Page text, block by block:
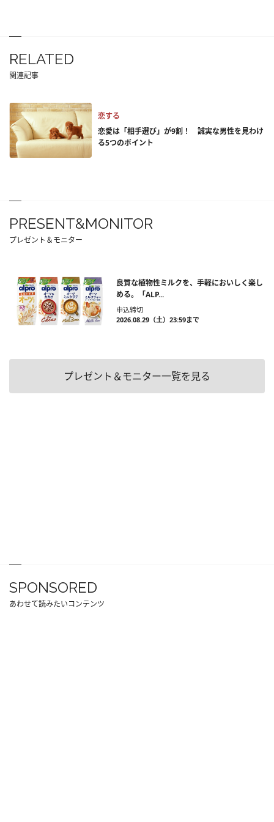
RELATED
関連記事
恋する
恋愛は「相手選び」が9割！ 誠実な男性を見わけ
る5つのポイント
PRESENT&MONITOR
プレゼント＆モニター
良質な植物性ミルクを、手軽においしく楽し
める。「ALP...
申込締切
2026.08.29（土）23:59まで
プレゼント＆モニター一覧を見る
SPONSORED
あわせて読みたいコンテンツ